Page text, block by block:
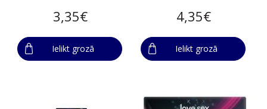
3,35€
Ielikt grozā
4,35€
Ielikt grozā